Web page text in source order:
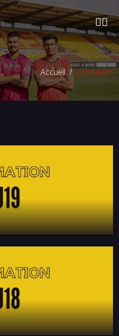
Accueil Formation